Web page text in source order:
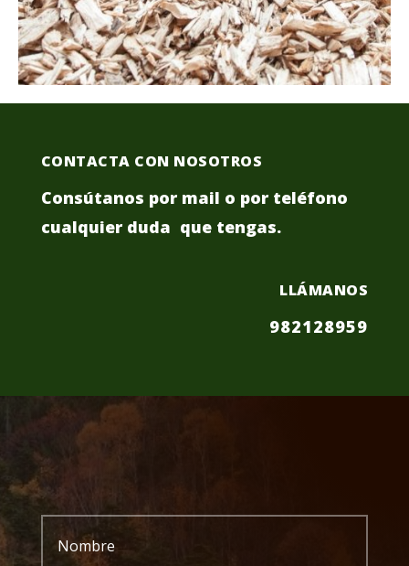
CONTACTA CON NOSOTROS
Consútanos por mail o por teléfono
cualquier duda que tengas.
LLÁMANOS
982128959